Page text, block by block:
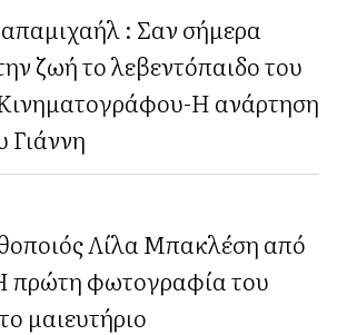
: Σαν σήμερα
ζωή το λεβεντόπαιδο του
Η ανάρτηση
Γιάννη
Λίλα Μπακλέση από
πρώτη φωτογραφία του
μαιευτήριο